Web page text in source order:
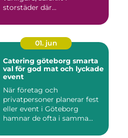
storstäder där
01. jun
Catering göteborg smarta
val för god mat och lyckade
event
När företag och
privatpersoner planerar fest
eller event i Göteborg
hamnar de ofta i samma